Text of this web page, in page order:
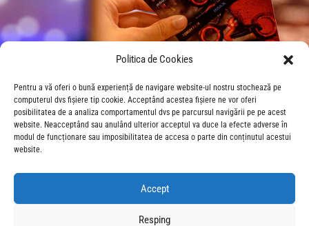
Politica de Cookies
Pentru a vă oferi o bună experiență de navigare website-ul nostru stochează pe
computerul dvs fișiere tip cookie. Acceptând acestea fișiere ne vor oferi
posibilitatea de a analiza comportamentul dvs pe parcursul navigării pe pe acest
website. Neacceptând sau anulând ulterior acceptul va duce la efecte adverse în
modul de funcționare sau imposibilitatea de accesa o parte din conținutul acestui
website.
Accept
Resping